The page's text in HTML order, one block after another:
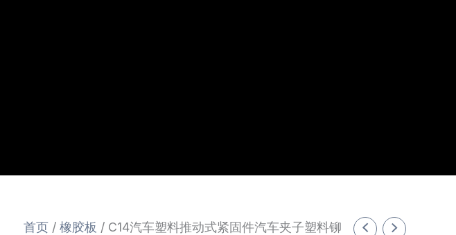
首页 / 橡胶板 / C14汽车塑料推动式紧固件汽车夹子塑料铆